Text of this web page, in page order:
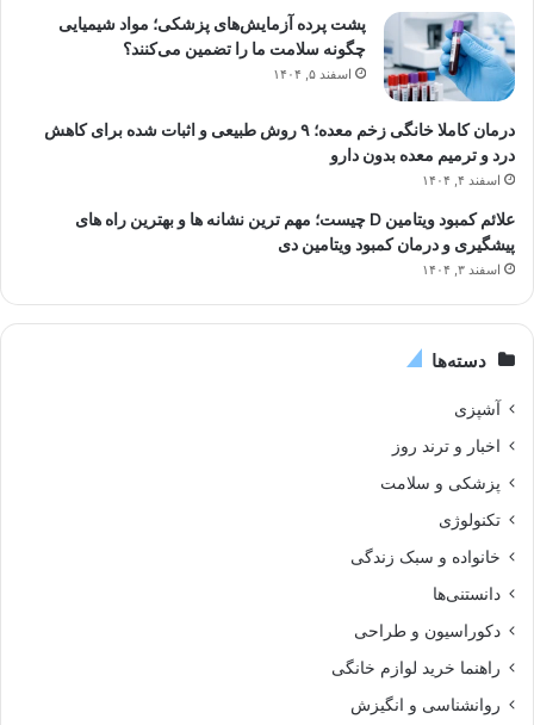
پشت پرده آزمایش‌های پزشکی؛ مواد شیمیایی
چگونه سلامت ما را تضمین می‌کنند؟
اسفند ۵, ۱۴۰۴
درمان کاملا خانگی زخم معده؛ ۹ روش طبیعی و اثبات شده برای کاهش
درد و ترمیم معده بدون دارو
اسفند ۴, ۱۴۰۴
علائم کمبود ویتامین D چیست؛ مهم ترین نشانه ها و بهترین راه های
پیشگیری و درمان کمبود ویتامین دی
اسفند ۳, ۱۴۰۴
دسته‌ها
آشپزی
اخبار و ترند روز
پزشکی و سلامت
تکنولوژی
خانواده و سبک زندگی
دانستنی‌ها
دکوراسیون و طراحی
راهنما خرید لوازم خانگی
روانشناسی و انگیزش